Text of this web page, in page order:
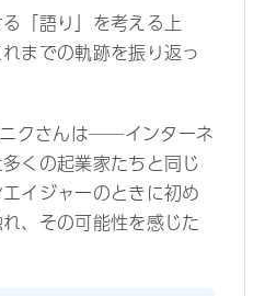
「語り」を考える上
までの軌跡を振り返っ
クさんは──インターネ
くの起業家たちと同じ
イジャーのときに初め
、その可能性を感じた